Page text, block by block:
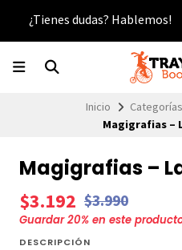
¿Tienes dudas? Hablemos!
Inicio
Magigrafias –
Magigrafias –
$3.192 $3.990
Guardar20% en este
DESCRIPCIÓN